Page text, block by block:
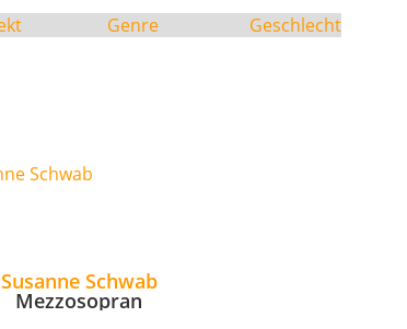
Susanne Schwab
Mezzosopran